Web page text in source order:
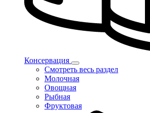
Консервация
Смотреть весь раздел
Молочная
Овощная
Рыбная
Фруктовая